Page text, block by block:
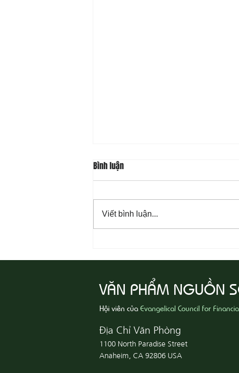
08-07 Nhân Từ Và Chân Thật
Bình luận
Viết bình luận...
VĂN PHẨM NGUỒN
Hội viên củaEvangelical Council for
Địa Chỉ Văn Phòng
1100 North Paradise Street
Anaheim, CA 92806 USA